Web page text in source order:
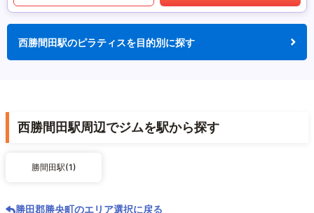
西勝間田駅のピラティスを目的別に探す
西勝間田駅周辺でジムを駅から探す
勝間田駅(1)
勝田郡勝央町のエリア選択に戻る